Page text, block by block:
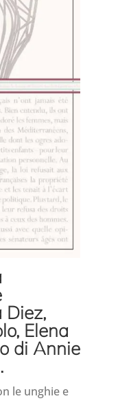
Diez,
Elena
di Annie
le unghie e